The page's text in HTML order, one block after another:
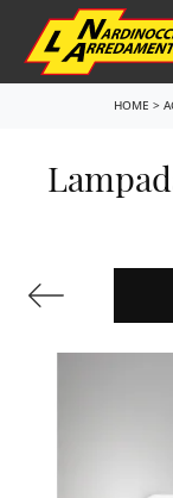
HOME >